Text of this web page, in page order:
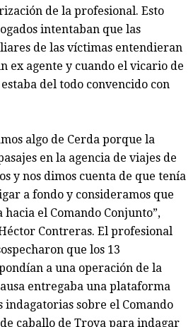
de la profesional. Esto
intentaban que las
de las víctimas entendieran
ex agente y cuando el vicario de
del todo convencido con
algo de Cerda porque la
en la agencia de viajes de
y nos dimos cuenta de que tenía
a fondo y consideramos que
el Comando Conjunto”,
Contreras. El profesional
que los 13
a una operación de la
entregaba una plataforma
sobre el Comando
caballo de Troya para indagar